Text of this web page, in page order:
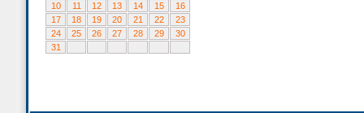
10
11 12 13 14 15
16
17
18 19 20 21 22
23
24
25 26 27 28 29
30
31